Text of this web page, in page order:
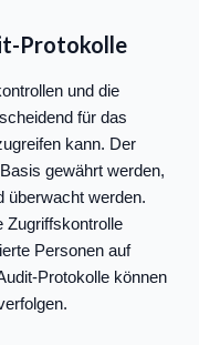
Protokolle
und die
für das
kann. Der
gewährt werden,
überwacht werden.
Zugriffskontrolle
Personen auf
Protokolle können